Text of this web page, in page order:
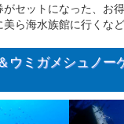
セットになった、お
ら海水族館に行くな
ウミガメシュノ